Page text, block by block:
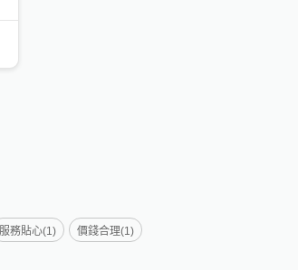
服務貼心(1) 價錢合理(1)